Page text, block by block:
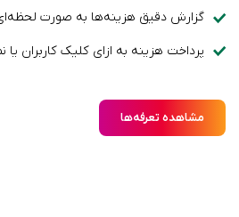
گزارش‌ دقیق هزینه‌ها به صورت
پرداخت هزینه به ازای کلیک کاربران
مشاهده تعرفه‌ها